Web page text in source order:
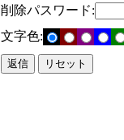
削除パスワード:
文字色: